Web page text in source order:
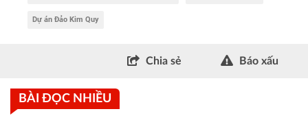
Dự án Đảo Kim Quy
Chia sẻ Báo xấu
BÀI ĐỌC NHIỀU